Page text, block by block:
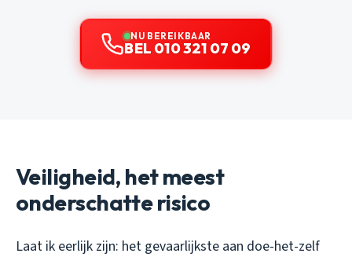
NU BEREIKBAAR
BEL 010 321 07 09
Veiligheid, het meest
onderschatte risico
Laat ik eerlijk zijn: het gevaarlijkste aan doe-het-zelf